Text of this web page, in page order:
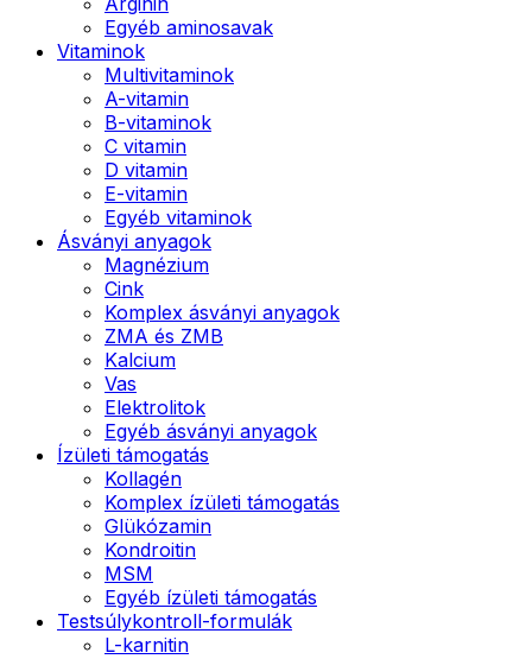
Egyéb aminosavak
Vitaminok
Multivitaminok
A-vitamin
B-vitaminok
C vitamin
D vitamin
E-vitamin
Egyéb vitaminok
Ásványi anyagok
Magnézium
Cink
Komplex ásványi anyagok
ZMA és ZMB
Kalcium
Vas
Elektrolitok
Egyéb ásványi anyagok
Ízületi támogatás
Kollagén
Komplex ízületi támogatás
Glükózamin
Kondroitin
MSM
Egyéb ízületi támogatás
Testsúlykontroll-formulák
L-karnitin